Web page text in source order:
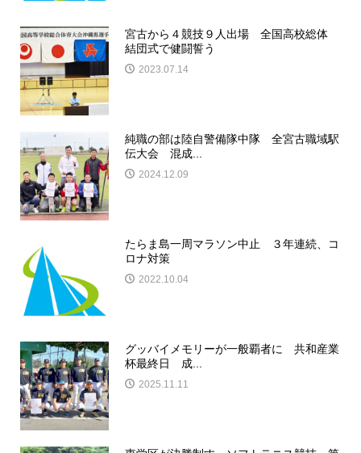
宮古から４競技９人出場 全国高校総体
結団式で健闘誓う
2023.07.14
純職の部は陸自警備隊中隊 全宮古職域駅
伝大会 混成...
2024.12.09
たらま島一周マラソン中止 ３年連続、コ
ロナ対策
2022.10.04
グッバイメモリーが一般覇者に 共和産業
杯最終日 成...
2025.11.11